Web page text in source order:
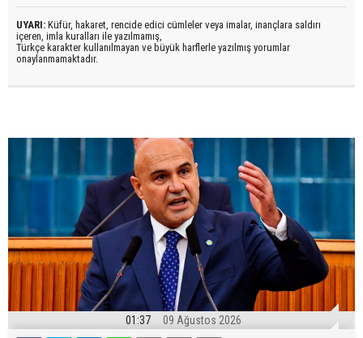
UYARI: Küfür, hakaret, rencide edici cümleler veya imalar, inançlara saldırı
içeren, imla kuralları ile yazılmamış,
Türkçe karakter kullanılmayan ve büyük harflerle yazılmış yorumlar
onaylanmamaktadır.
01:37 09 Ağustos 2026